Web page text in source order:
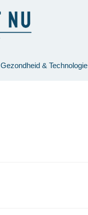
Gezondheid & Technologie